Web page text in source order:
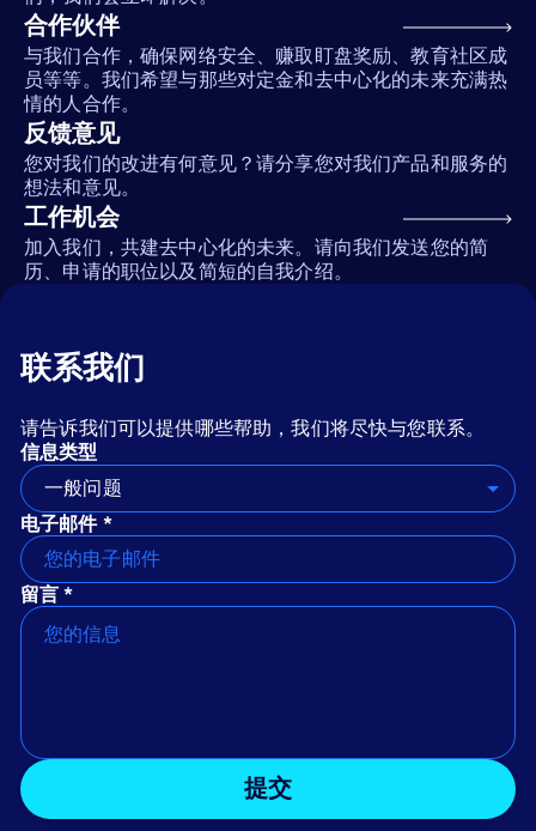
合作伙伴
与我们合作，确保网络安全、赚取盯盘奖励、教育社区成
员等等。我们希望与那些对定金和去中心化的未来充满热
情的人合作。
反馈意见
您对我们的改进有何意见？请分享您对我们产品和服务的
想法和意见。
工作机会
加入我们，共建去中心化的未来。请向我们发送您的简
历、申请的职位以及简短的自我介绍。
联系我们
请告诉我们可以提供哪些帮助，我们将尽快与您联系。
信息类型
一般问题
电子邮件 *
留言 *
提交